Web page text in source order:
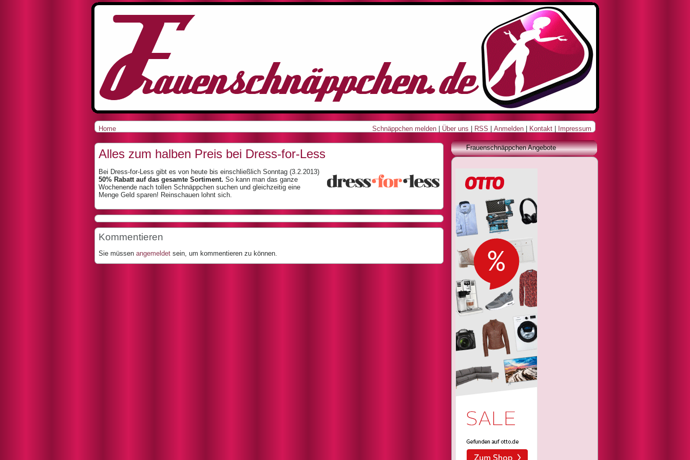
Home Impressum
Kontakt
Anmelden
RSS
Über uns
Schnäppchen melden
Alles zum halben Preis bei Dress-for-Less
Bei Dress-for-Less gibt es von heute bis einschließlich Sonntag (3.2.2013)
50% Rabatt auf das gesamte Sortiment. So kann man das ganze
Wochenende nach tollen Schnäppchen suchen und gleichzeitig eine
Menge Geld sparen! Reinschauen lohnt sich.
Kommentieren
Sie müssen angemeldet sein, um kommentieren zu können.
Frauenschnäppchen Angebote